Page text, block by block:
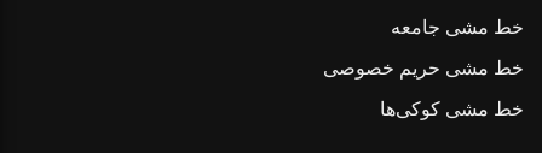
خط مشی جامعه
خط مشی حریم خصوصی
خط مشی کوکی‌ها